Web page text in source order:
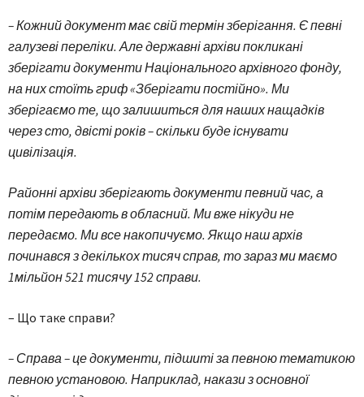
– Кожний документ має свій термін зберігання. Є певні
галузеві переліки. Але державні архіви покликані
зберігати документи Національного архівного фонду,
на них стоїть гриф «Зберігати постійно». Ми
зберігаємо те, що залишиться для наших нащадків
через сто, двісті років – скільки буде існувати
цивілізація.
Районні архіви зберігають документи певний час, а
потім передають в обласний. Ми вже нікуди не
передаємо. Ми все накопичуємо. Якщо наш архів
починався з декількох тисяч справ, то зараз ми маємо
1мільйон 521 тисячу 152 справи.
– Що таке справи?
– Справа – це документи, підшиті за певною тематикою
певною установою. Наприклад, накази з основної